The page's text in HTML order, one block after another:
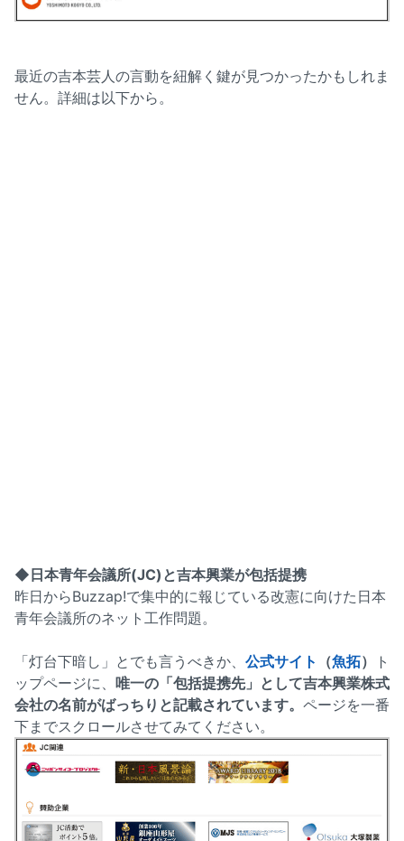
最近の吉本芸人の言動を紐解く鍵が見つかったかもしれま
せん。詳細は以下から。
◆日本青年会議所(JC)と吉本興業が包括提携
昨日からBuzzap!で集中的に報じている改憲に向けた日本
青年会議所のネット工作問題。
「灯台下暗し」とでも言うべきか、 公式サイト （魚拓）
ト
ップページに、 唯一の「包括提携先」として吉本興業株式
会社の名前がばっちりと記載されています。 ページを一番
下までスクロールさせてみてください。